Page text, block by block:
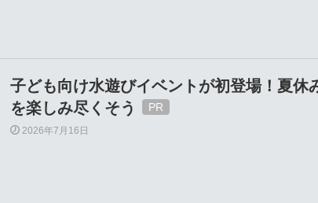
子ども向け水遊びイベントが初登場！夏休
を楽しみ尽くそう
2026年7月16日